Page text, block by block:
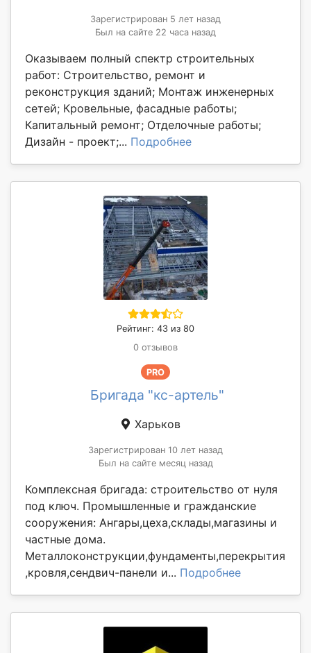
Зарегистрирован 5 лет назад
Был на сайте 22 часа назад
Оказываем полный спектр строительных
работ: Строительство, ремонт и
реконструкция зданий; Монтаж инженерных
сетей; Кровельные, фасадные работы;
Капитальный ремонт; Отделочные работы;
Дизайн - проект;... Подробнее
Рейтинг: 43 из 80
0 отзывов
PRO
Бригада "кс-артель"
Харьков
Зарегистрирован 10 лет назад
Был на сайте месяц назад
Комплексная бригада: cтроительство от нуля
под ключ. Промышленные и гражданские
сооружения: Ангары,цеха,склады,магазины и
частные дома.
Металлоконструкции,фундаменты,перекрытия
,кровля,сендвич-панели и... Подробнее